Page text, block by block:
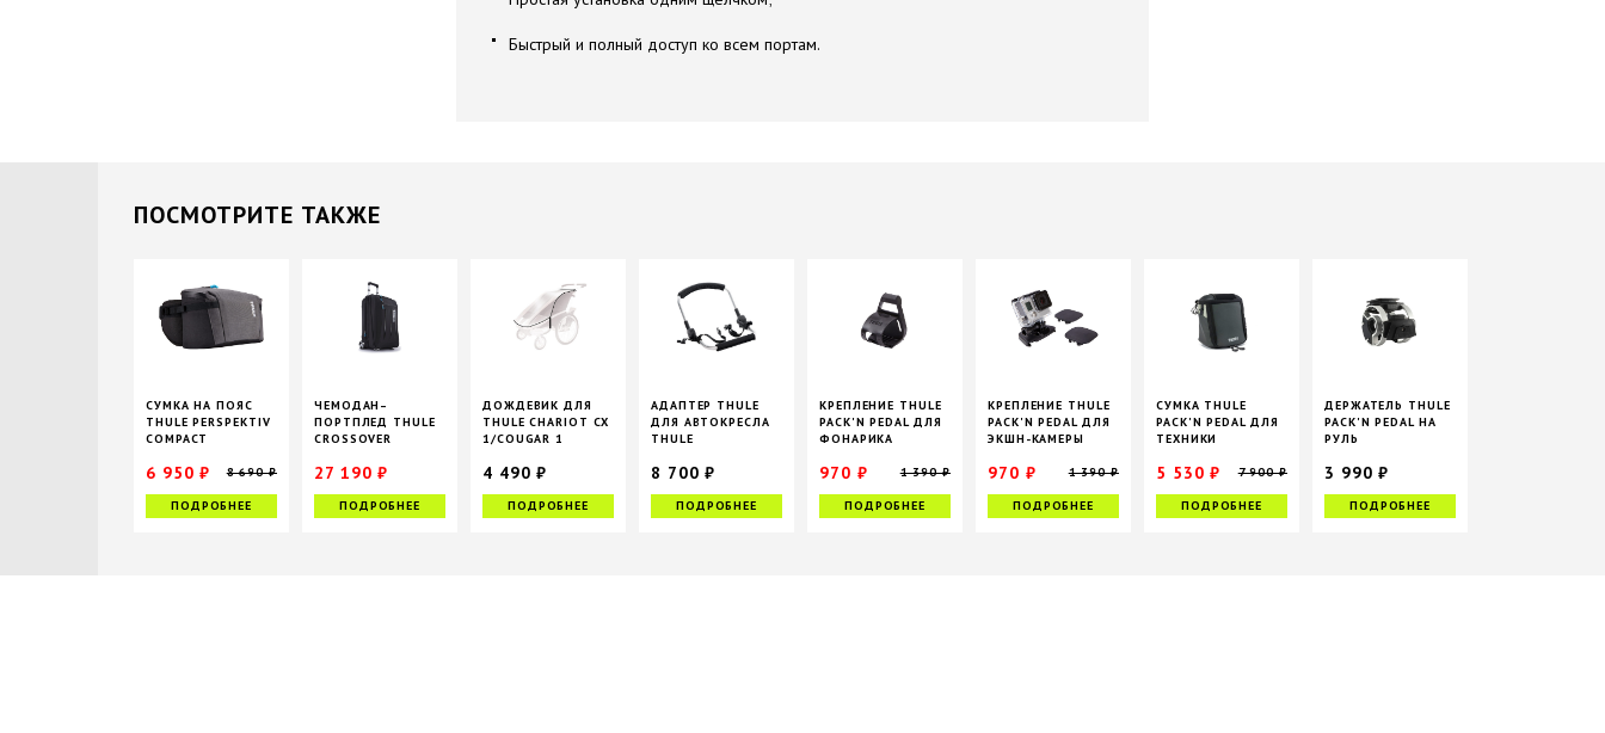
Быстрый и полный доступ ко всем портам.
ПОCМОТРИТЕ ТАКЖЕ
СУМКА НА ПОЯС
THULE PERSPEKTIV
COMPACT
6 950 ₽ 8 690 ₽
ПОДРОБНЕЕ
ЧЕМОДАН–
ПОРТПЛЕД THULE
CROSSOVER
27 190 ₽
33 990 ₽
ПОДРОБНЕЕ
ДОЖДЕВИК ДЛЯ
THULE CHARIOT CX
1/COUGAR 1
4 490 ₽
ПОДРОБНЕЕ
АДАПТЕР THULE
ДЛЯ АВТОКРЕСЛА
THULE
8 700 ₽
ПОДРОБНЕЕ
КРЕПЛЕНИЕ THULE
PACK'N PEDAL ДЛЯ
ФОНАРИКА
970 ₽ 1 390 ₽
ПОДРОБНЕЕ
КРЕПЛЕНИЕ THULE
PACK'N PEDAL ДЛЯ
ЭКШН-КАМЕРЫ
970 ₽ 1 390 ₽
ПОДРОБНЕЕ
СУМКА THULE
PACK'N PEDAL ДЛЯ
ТЕХНИКИ
5 530 ₽ 7 900 ₽
ПОДРОБНЕЕ
ДЕРЖАТЕЛЬ THULE
PACK'N PEDAL НА
РУЛЬ
3 990 ₽
ПОДРОБНЕЕ